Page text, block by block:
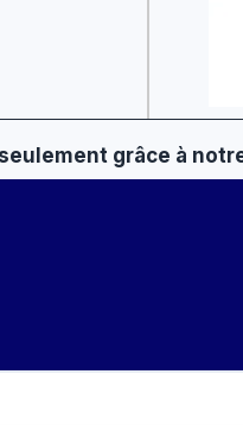
grâce à